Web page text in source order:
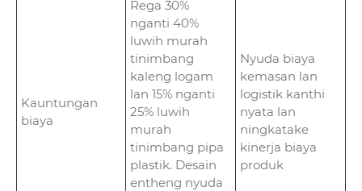
Kauntungan
biaya
Rega 30%
nganti 40%
luwih murah
tinimbang
kaleng logam
lan 15% nganti
25% luwih
murah
tinimbang pipa
plastik. Desain
entheng nyuda
Nyuda biaya
kemasan lan
logistik kanthi
nyata lan
ningkatake
kinerja biaya
produk